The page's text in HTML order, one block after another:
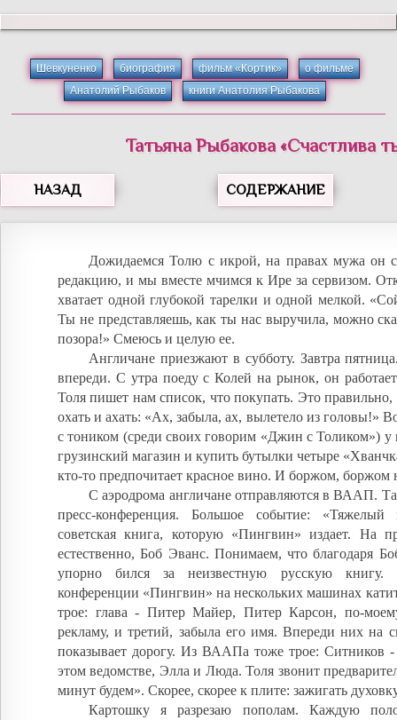
Шевкуненко биография фильм «Кортик»
о фильме
Анатолий Рыбаков
книги Анатолия Рыбакова
Татьяна Рыбакова «Счастлива
НАЗАД СОДЕРЖАНИЕ
Дожидаемся Толю с икрой, на правах мужа он
редакцию, и мы вместе мчимся к Ире за сервизом.
хватает одной глубокой тарелки и одной мелкой.
Ты не представляешь, как ты нас выручила, можно
позора!» Смеюсь и целую ее.
Англичане приезжают в субботу. Завтра
впереди. С утра поеду с Колей на рынок, он
Толя пишет нам список, что покупать. Это правильно,
охать и ахать: «Ах, забыла, ах, вылетело из головы!»
с тоником (среди своих говорим «Джин с Толиком») у
грузинский магазин и купить бутылки четыре
кто-то предпочитает красное вино. И боржом, боржом
С аэродрома англичане отправляются в ВААП.
пресс-конференция. Большое событие:
советская книга, которую «Пингвин» издает. На
естественно, Боб Эванс. Понимаем, что благодаря
упорно бился за неизвестную русскую
конференции «Пингвин» на нескольких машинах
трое: глава - Питер Майер, Питер Карсон, по-
рекламу, и третий, забыла его имя. Впереди них на
показывает дорогу. Из ВААПа тоже трое: Ситников -
этом ведомстве, Элла и Люда. Толя звонит
минут будем». Скорее, скорее к плите: зажигать
Картошку я разрезаю пополам. Каждую